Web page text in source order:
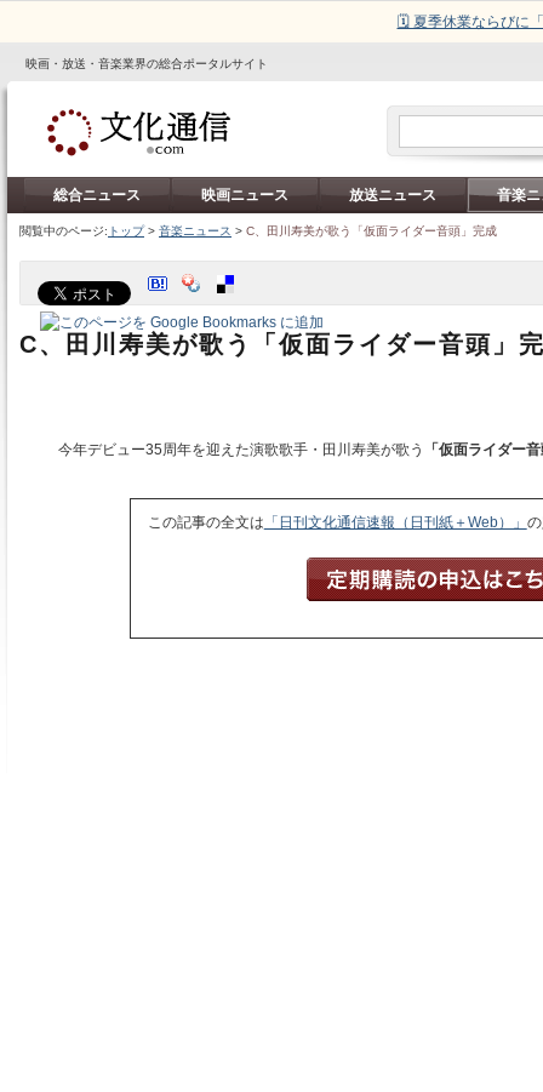
🗓️ 夏季休業ならびに
映画・放送・音楽業界の総合ポータルサイト
総合ニュース 映画ニュース 放送ニュース 音楽
閲覧中のページ: トップ> 音楽ニュース > C、田川寿美が歌う「仮面ライダー音頭」完成
C、田川寿美が歌う「仮面ライダー音頭」
今年デビュー35周年を迎えた演歌歌手・田川寿美が歌う 「仮面ライダー
この記事の全文は 「日刊文化通信速報（日刊紙＋Web）」